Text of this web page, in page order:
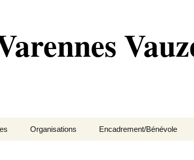
Organisations Encadrement/Bénévole